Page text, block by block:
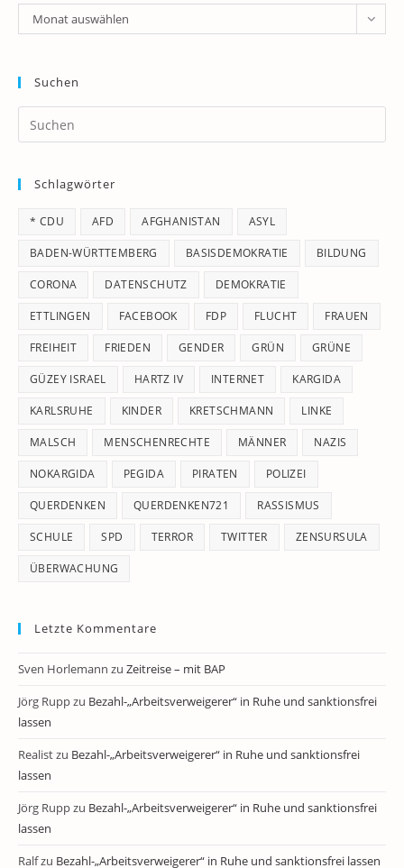
Archiv
Monat auswählen
Suchen
Schlagwörter
* CDU AFD AFGHANISTAN ASYL
BADEN-WÜRTTEMBERG BASISDEMOKRATIE BILDUNG
CORONA DATENSCHUTZ DEMOKRATIE
ETTLINGEN FACEBOOK FDP FLUCHT FRAUEN
FREIHEIT FRIEDEN GENDER GRÜN GRÜNE
GÜZEY ISRAEL HARTZ IV INTERNET KARGIDA
KARLSRUHE KINDER KRETSCHMANN LINKE
MALSCH MENSCHENRECHTE MÄNNER NAZIS
NOKARGIDA PEGIDA PIRATEN POLIZEI
QUERDENKEN QUERDENKEN721 RASSISMUS
SCHULE SPD TERROR TWITTER ZENSURSULA
ÜBERWACHUNG
Letzte Kommentare
Sven Horlemann zu Zeitreise – mit BAP
Jörg Ruppzu Bezahl-„Arbeitsverweigerer“ in Ruhe und sanktionsfrei
lassen
Realistzu Bezahl-„Arbeitsverweigerer“ in Ruhe und sanktionsfrei
lassen
Jörg Ruppzu Bezahl-„Arbeitsverweigerer“ in Ruhe und sanktionsfrei
lassen
Ralfzu Bezahl-„Arbeitsverweigerer“ in Ruhe und sanktionsfrei lassen